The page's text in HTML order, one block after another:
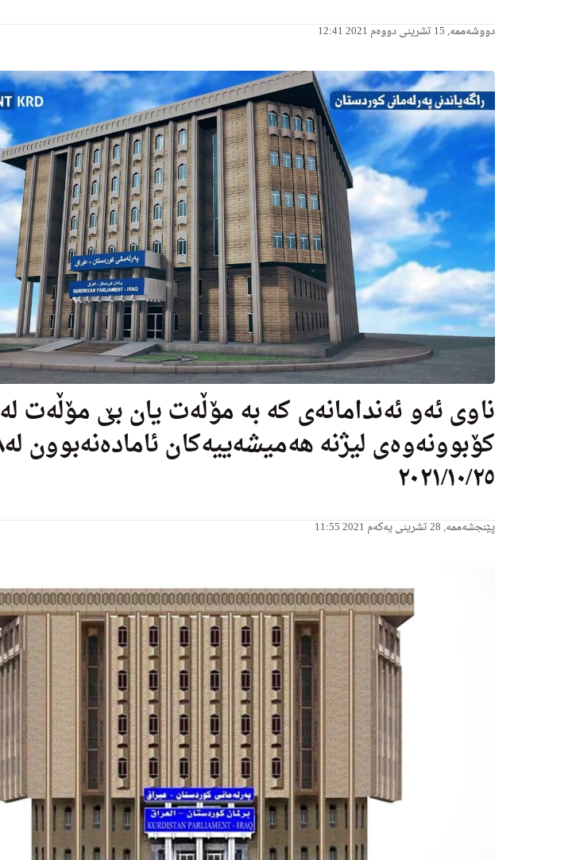
دووشەممە, 15 تشرینی دووەم 2021 12:41
ناوی ‌‌ئەو ئەندامانەی کە بە مۆڵەت یان بێ مۆڵەت لە
٢٠٢١/١٠/٢٥
پێنجشەممە, 28 تشرینی یەکەم 2021 11:55